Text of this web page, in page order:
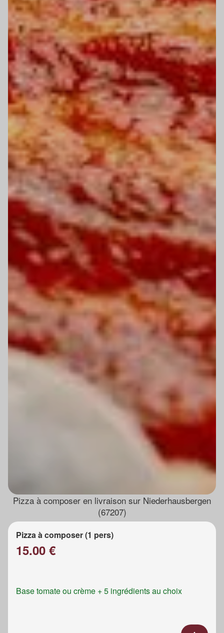
Pizza à composer en livraison sur Niederhausbergen
(67207)
Pizza à composer (1 pers)
15.00 €
Base tomate ou crème + 5 ingrédients au choix